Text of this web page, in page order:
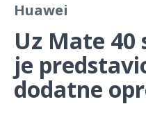
Huawei
Uz Mate
je
dodatne